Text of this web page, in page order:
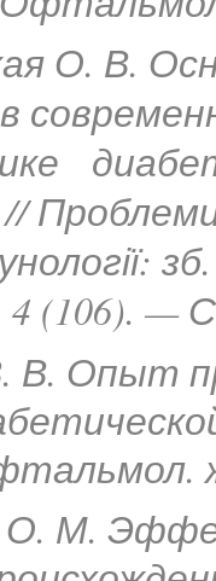
О. В.
(106). —
В. Опыт
О. М.